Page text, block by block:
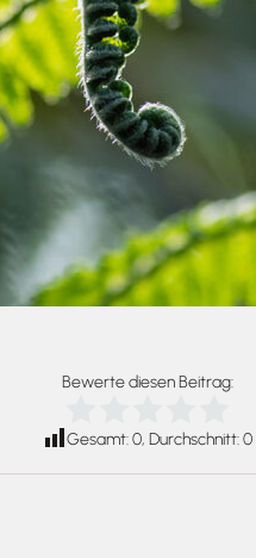
Bewerte diesen Beitrag:
Gesamt:0, Durchschnitt:0